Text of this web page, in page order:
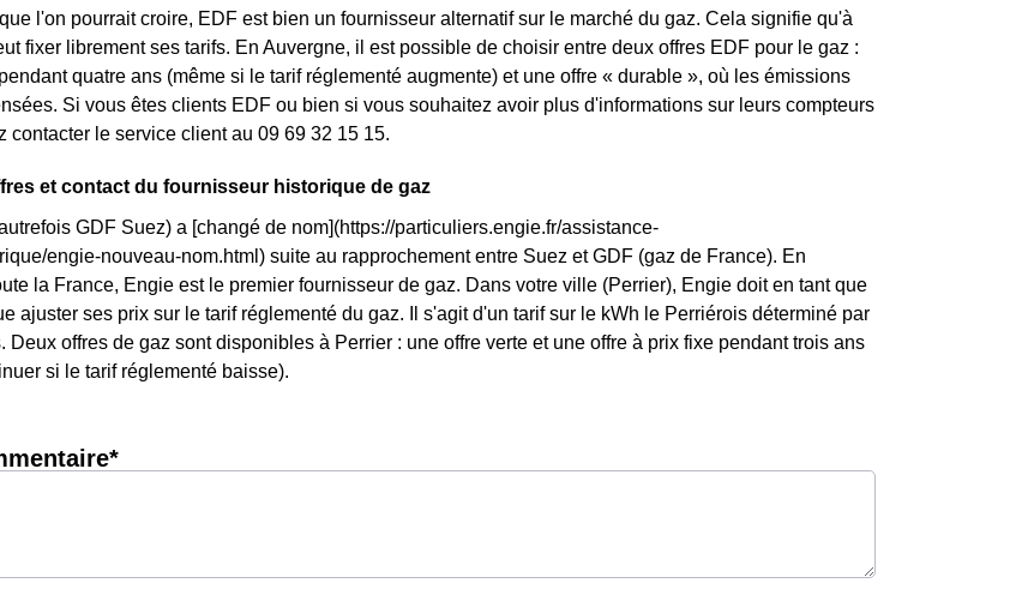
l'on pourrait croire, EDF est bien un fournisseur alternatif sur le marché du gaz. Cela signifie qu'à
fixer librement ses tarifs. En Auvergne, il est possible de choisir entre deux offres EDF pour le gaz :
quatre ans (même si le tarif réglementé augmente) et une offre « durable », où les émissions
Si vous êtes clients EDF ou bien si vous souhaitez avoir plus d'informations sur leurs compteurs
contacter le service client au 09 69 32 15 15.
et contact du fournisseur historique de gaz
GDF Suez) a [changé de nom](https://particuliers.engie.fr/assistance-
engie-nouveau-nom.html) suite au rapprochement entre Suez et GDF (gaz de France). En
la France, Engie est le premier fournisseur de gaz. Dans votre ville (Perrier), Engie doit en tant que
ajuster ses prix sur le tarif réglementé du gaz. Il s'agit d'un tarif sur le kWh le Perriérois déterminé par
Deux offres de gaz sont disponibles à Perrier : une offre verte et une offre à prix fixe pendant trois ans
si le tarif réglementé baisse).